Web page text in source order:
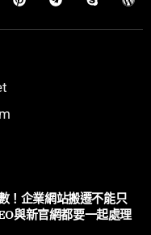
！企業網站搬遷不能只
與新官網都要一起處理